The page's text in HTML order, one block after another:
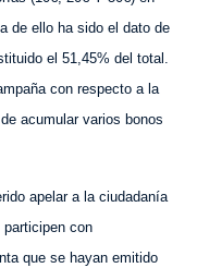
de ello ha sido el dato de
el 51,45% del total.
con respecto a la
acumular varios bonos
apelar a la ciudadanía
con
que se hayan emitido